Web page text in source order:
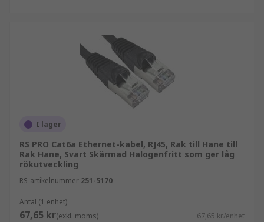
I lager
RS PRO Cat6a Ethernet-kabel, RJ45, Rak till Hane till
Rak Hane, Svart Skärmad Halogenfritt som ger låg
rökutveckling
RS-artikelnummer 251-5170
Antal (1 enhet)
67,65 kr(exkl. moms) 67,65 kr/enhet